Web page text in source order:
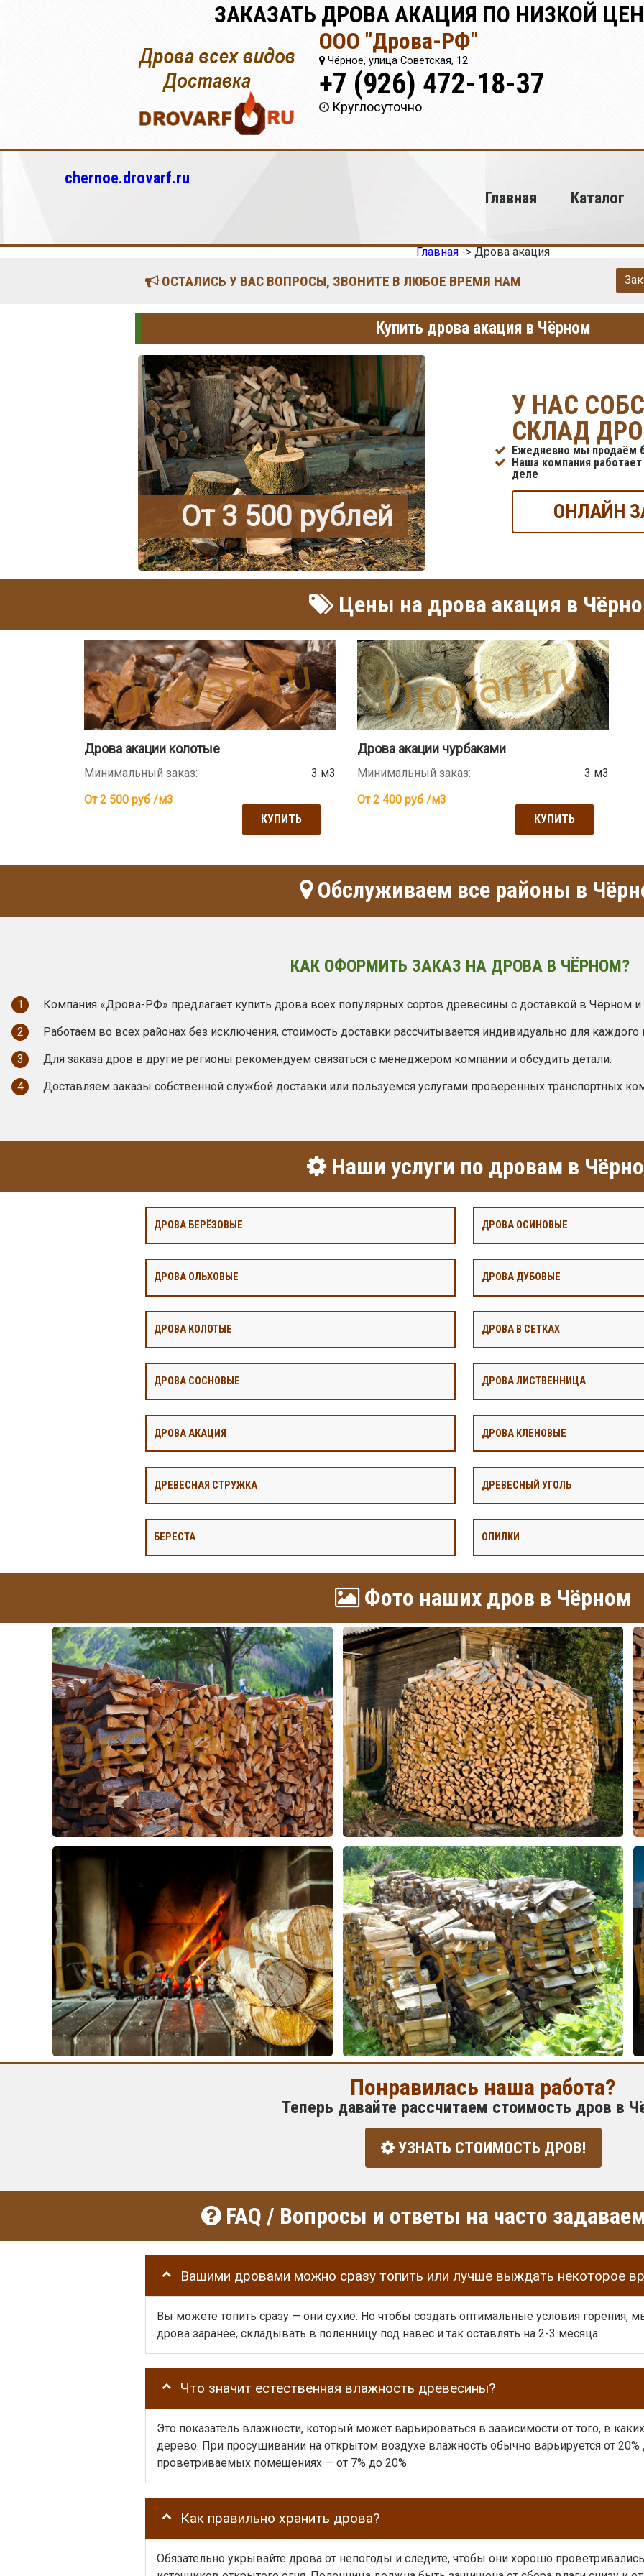
ЗАКАЗАТЬ ДРОВА АКАЦИЯ ПО НИЗКОЙ
ООО "Дрова-РФ"
Чёрное, улица Советская, 12
+7 (926) 472-18-37
Круглосуточно
chernoe.drovarf.ru
Главная
Каталог
Главная -> Дрова акация
ОСТАЛИСЬ У ВАС ВОПРОСЫ, ЗВОНИТЕ В ЛЮБОЕ ВРЕМЯ НАМ
Купить дрова акация в Чёрном
От 3 500 рублей
У НАС
СКЛАД
Ежедневно мы продаём
Наша компания
деле
ОНЛАЙН
Цены на дрова акация в
Дрова акации колотые
Минимальный заказ:
3 м3
От 2 500 руб /м3
КУПИТЬ
Дрова акации чурбаками
Минимальный заказ:
3 м3
От 2 400руб /м3
КУПИТЬ
Обслуживаем все районы в
КАК ОФОРМИТЬ ЗАКАЗ НА ДРОВА В ЧЁРНОМ?
1
Компания «Дрова-РФ» предлагает купить дрова всех популярных сортов древесины с доставкой в Чёрном и
2
Работаем во всех районах без исключения, стоимость доставки рассчитывается индивидуально для каждого
3
Для заказа дров в другие регионы рекомендуем связаться с менеджером компании и обсудить детали.
4
Доставляем заказы собственной службой доставки или пользуемся услугами проверенных транспортных
Наши услуги по дровам в
ДРОВА БЕРЁЗОВЫЕ ДРОВА ОСИНОВЫЕ
ДРОВА ОЛЬХОВЫЕ ДРОВА ДУБОВЫЕ
ДРОВА КОЛОТЫЕ ДРОВА В СЕТКАХ
ДРОВА СОСНОВЫЕ ДРОВА ЛИСТВЕННИЦА
ДРОВА АКАЦИЯ ДРОВА КЛЕНОВЫЕ
ДРЕВЕСНАЯ СТРУЖКА ДРЕВЕСНЫЙ УГОЛЬ
БЕРЕСТА ОПИЛКИ
Фото наших дров в Чёрном
Понравилась наша работа?
Теперь давайте рассчитаем стоимость дров в
УЗНАТЬ СТОИМОСТЬ ДРОВ!
FAQ / Вопросы и ответы на часто
Вашими дровами можно сразу топить или лучше выждать некоторое
Вы можете топить сразу — они сухие. Но чтобы создать оптимальные условия горения,
дрова заранее, складывать в поленницу под навес и так оставлять на 2-3 месяца.
Что значит естественная влажность древесины?
Это показатель влажности, который может варьироваться в зависимости от того, в
дерево. При просушивании на открытом воздухе влажность обычно варьируется от 20%
проветриваемых помещениях — от 7% до 20%.
Как правильно хранить дрова?
Обязательно укрывайте дрова от непогоды и следите, чтобы они хорошо